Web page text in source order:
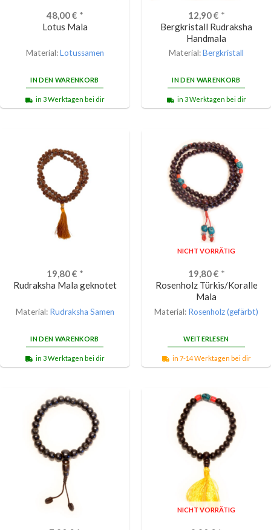
48,00€ *
Lotus Mala
Material:Lotussamen
IN DEN WARENKORB
in 3 Werktagen bei dir
12,90€ *
Bergkristall Rudraksha
Handmala
Material:Bergkristall
IN DEN WARENKORB
in 3 Werktagen bei dir
19,80€ *
Rudraksha Mala geknotet
Material: Rudraksha Samen
IN DEN WARENKORB
in 3 Werktagen bei dir
NICHT VORRÄTIG
19,80€ *
Rosenholz Türkis/Koralle
Mala
Material: Rosenholz (gefärbt)
WEITERLESEN
in 7-14 Werktagen bei dir
NICHT VORRÄTIG